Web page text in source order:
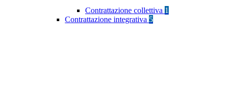
Contrattazione collettiva 1
Contrattazione integrativa 5